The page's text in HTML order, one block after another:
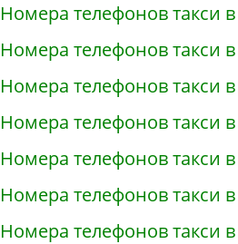
Номера телефонов такси
Номера телефонов такси
Номера телефонов такси
Номера телефонов такси
Номера телефонов такси
Номера телефонов такси
Номера телефонов такси